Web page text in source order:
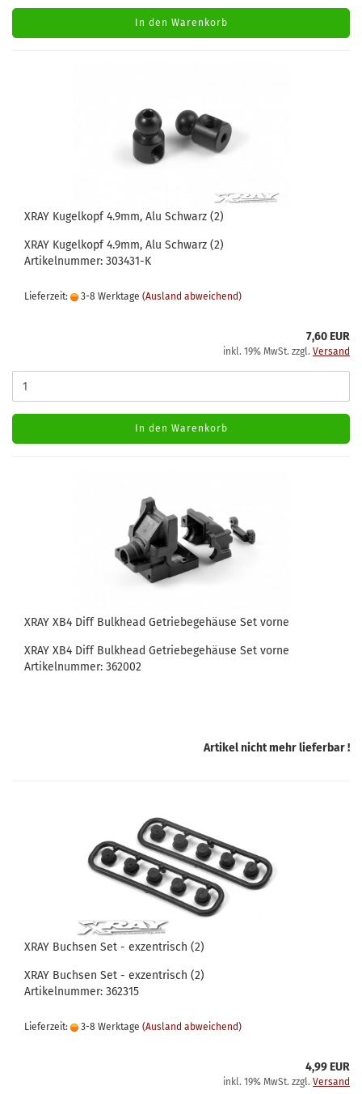
In den Warenkorb
XRAY Kugelkopf 4.9mm, Alu Schwarz (2)
XRAY Kugelkopf 4.9mm, Alu Schwarz (2)
Artikelnummer: 303431-K
Lieferzeit: 3-8 Werktage (Ausland abweichend)
7,60 EUR
inkl. 19% MwSt. zzgl. Versand
In den Warenkorb
XRAY XB4 Diff Bulkhead Getriebegehäuse Set vorne
XRAY XB4 Diff Bulkhead Getriebegehäuse Set vorne
Artikelnummer: 362002
Artikel nicht mehr lieferbar !
XRAY Buchsen Set - exzentrisch (2)
XRAY Buchsen Set - exzentrisch (2)
Artikelnummer: 362315
Lieferzeit: 3-8 Werktage (Ausland abweichend)
4,99 EUR
inkl. 19% MwSt. zzgl. Versand